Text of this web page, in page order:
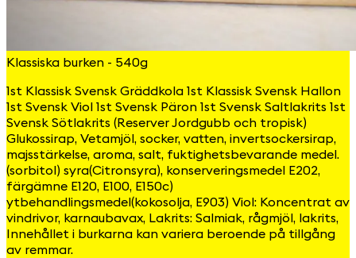
Klassiska burken - 540g
1st Klassisk Svensk Gräddkola 1st Klassisk Svensk Hallon
1st Svensk Viol 1st Svensk Päron 1st Svensk Saltlakrits 1st
Svensk Sötlakrits (Reserver Jordgubb och tropisk)
Glukossirap, Vetamjöl, socker, vatten, invertsockersirap,
majsstärkelse, aroma, salt, fuktighetsbevarande medel.
(sorbitol) syra(Citronsyra), konserveringsmedel E202,
färgämne E120, E100, E150c)
ytbehandlingsmedel(kokosolja, E903) Viol: Koncentrat av
vindrivor, karnaubavax, Lakrits: Salmiak, rågmjöl, lakrits,
Innehållet i burkarna kan variera beroende på tillgång
av remmar.